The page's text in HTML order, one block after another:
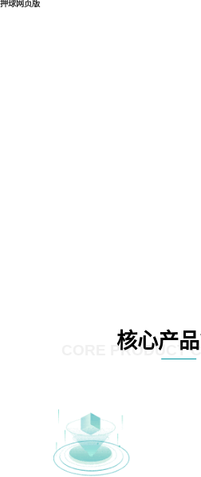
押球网页版
核心产
CORE PRODUCT